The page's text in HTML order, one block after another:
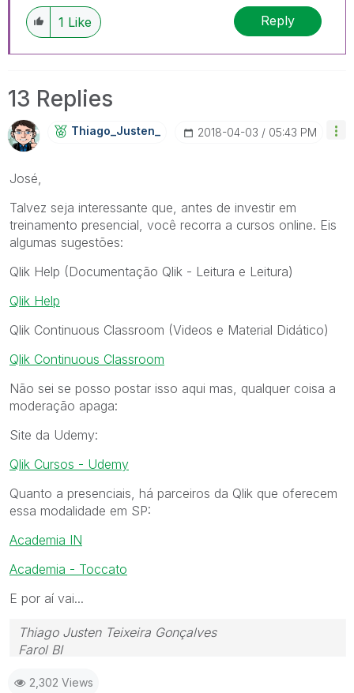
1 Like Reply
13 Replies
Thiago_Justen_ ‎2018-04-03 05:43 PM
José,
Talvez seja interessante que, antes de investir em
treinamento presencial, você recorra a cursos online. Eis
algumas sugestões:
Qlik Help (Documentação Qlik - Leitura e Leitura)
Qlik Help
Qlik Continuous Classroom (Videos e Material Didático)
Qlik Continuous Classroom
Não sei se posso postar isso aqui mas, qualquer coisa a
moderação apaga:
Site da Udemy:
Qlik Cursos - Udemy
Quanto a presenciais, há parceiros da Qlik que oferecem
essa modalidade em SP:
Academia IN
Academia - Toccato
E por aí vai...
Thiago Justen Teixeira Gonçalves
Farol BI
Skype: justen.thiago
2,302 Views